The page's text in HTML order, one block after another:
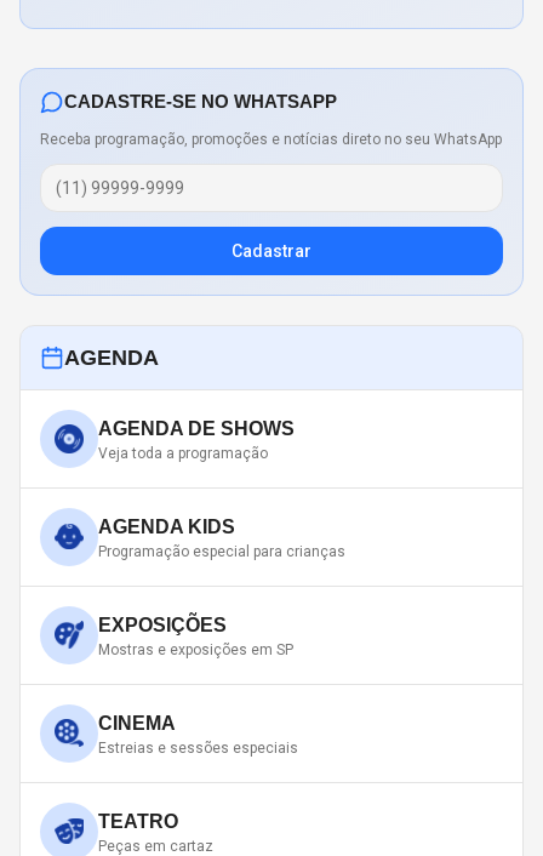
CADASTRE-SE NO WHATSAPP
Receba programação, promoções e notícias direto no seu WhatsApp
Cadastrar
AGENDA
AGENDA DE SHOWS
Veja toda a programação
AGENDA KIDS
Programação especial para crianças
EXPOSIÇÕES
Mostras e exposições em SP
CINEMA
Estreias e sessões especiais
TEATRO
Peças em cartaz